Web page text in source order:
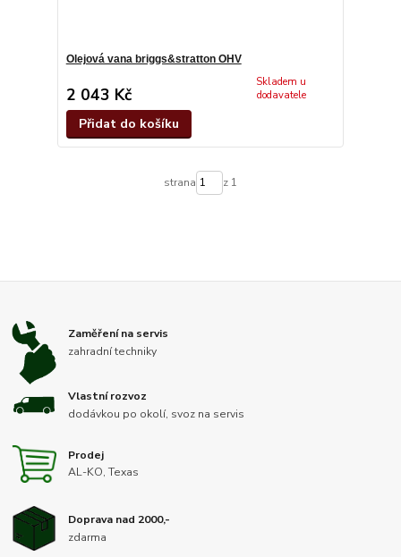
Olejová vana briggs&stratton OHV
2 043 Kč
Skladem u
dodavatele
Přidat do košíku
strana z 1
Zaměření na servis
zahradní techniky
Vlastní rozvoz
dodávkou po okolí, svoz na servis
Prodej
AL-KO, Texas
Doprava nad 2000,-
zdarma